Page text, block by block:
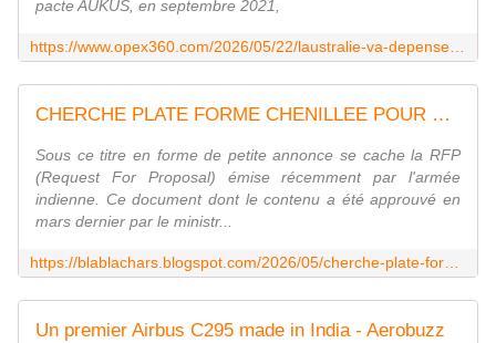
pacte AUKUS, en septembre 2021,
CHERCHE PLATE FORME CHENILLEE POUR DEFENSE SOL AIR
Sous ce titre en forme de petite annonce se cache la RFP
(Request For Proposal) émise récemment par l'armée
indienne. Ce document dont le contenu a été approuvé en
mars dernier par le ministr...
Un premier Airbus C295 made in India - Aerobuzz